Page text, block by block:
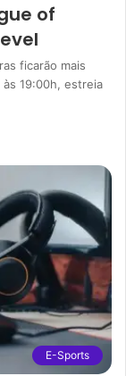
of
ficarão mais
19:00h, estreia
E-Sports